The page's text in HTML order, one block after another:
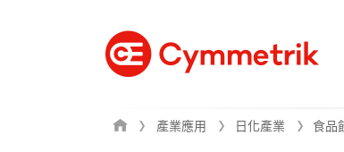
產業應用 日化產業